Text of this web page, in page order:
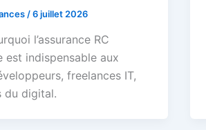
/6 juillet 2026
l’assurance RC
est indispensable aux
freelances IT,
du digital.